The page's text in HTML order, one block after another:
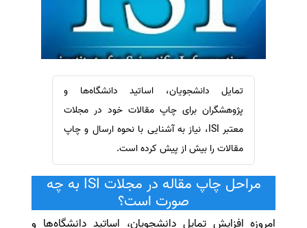
ترجمه عربی به فارسی
مشاهده همه زبان ها
سفارش ویرایش
سفارش پارافریز
سفارش فرمت‌بندی
سفارش کاهش کمیت
سفارش معرفی مجله
سفارش معرفی مقاله
سفارش معرفی کتاب
سفارش ترجمه مولتی‌مدیا
سفارش گویندگی
تمایل دانشجویان، اساتید دانشگاه‌ها و
پژوهشگران برای چاپ مقالات خود در مجلات
معتبر ISI، نیاز به آشنایی با نحوه ارسال و چاپ
مقالات را بیش از پیش کرده است.
مراحل چاپ مقاله در مجلات ISI به چه
صورت است؟
امروزه افزایش تمایل دانشجویان، اساتید دانشگاه‌ها و